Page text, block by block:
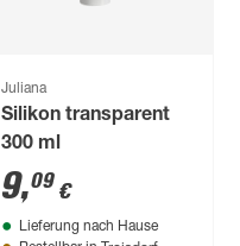
Juliana
Silikon transparent
300 ml
9,09 €
Lieferung nach Hause